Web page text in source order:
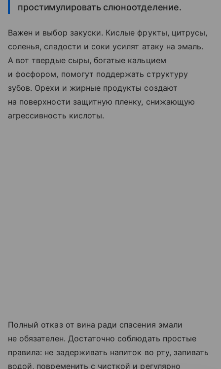
простимулировать слюноотделение.
Важен и выбор закуски. Кислые фрукты, цитрусы,
соленья, сладости и соки усилят атаку на эмаль.
А вот твердые сыры, богатые кальцием
и фосфором, помогут поддержать структуру
зубов. Орехи и жирные продукты создают
на поверхности защитную пленку, снижающую
агрессивность кислоты.
Полный отказ от вина ради спасения эмали
не обязателен. Достаточно соблюдать простые
правила: не задерживать напиток во рту, запивать
водой, повременить с чисткой и регулярно